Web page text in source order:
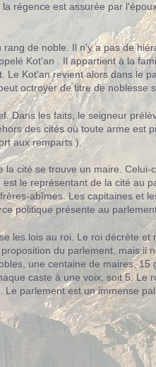
régence est assurée par
de noble. Il n'y a pas de
Kot'an . Il appartient à la
Kot'an revient alors dans le
octroyer de titre de
Dans les faits, le seigneur
des cités où toute arme est
aux remparts.).
la cité se trouve un maire.
le représentant de la cité au
abîmes. Les capitaines et
politique présente au
les lois au roi. Le roi décrète
du parlement, mais il
une centaine de maires,
caste à une voix, soit 5.
parlement est un immense